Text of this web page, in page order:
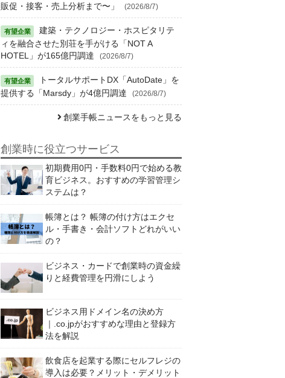
販促・接客・売上分析まで〜」
(2026/8/7)
建築・テクノロジー・ホスピタリテ
ィを融合させた別荘を手がける「NOT A
HOTEL」が165億円調達
(2026/8/7)
トータルサポートDX「AutoDate」を
提供する「Marsdy」が4億円調達
(2026/8/7)
創業手帳ニュースをもっと見る
創業時に役立つサービス
初期費用0円・手数料0円で始める教
育ビジネス。おすすめの学習管理シ
ステムは？
帳簿とは？ 帳簿の付け方はエクセ
ル・手書き・会計ソフトどれがいい
の？
ビジネス・カードで創業時の資金繰
りと経費管理を円滑にしよう
ビジネス用ドメイン名の決め方
｜.co.jpがおすすめな理由と登録方
法を解説
飲食店を起業する際にセルフレジの
導入は必要？メリット・デメリット